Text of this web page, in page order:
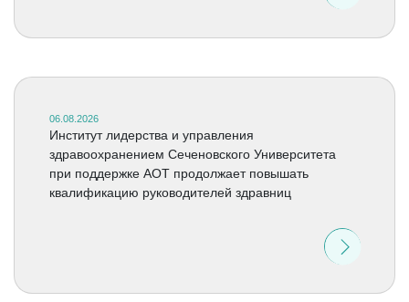
06.08.2026
Институт лидерства и управления
здравоохранением Сеченовского Университета
при поддержке АОТ продолжает повышать
квалификацию руководителей здравниц